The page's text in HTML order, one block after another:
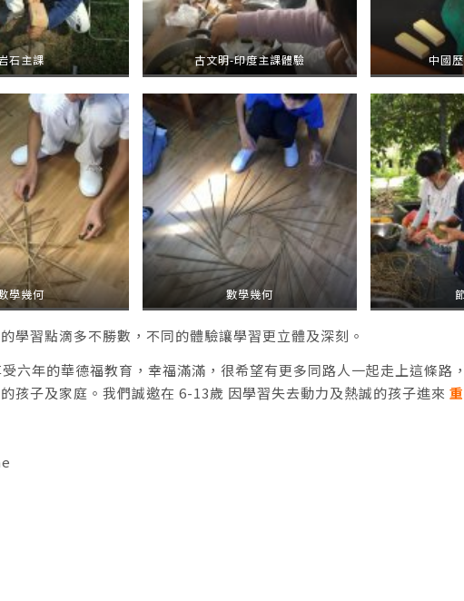
石主課 古文明-印度主課體驗 中國
學幾何 數學幾何
學習點滴多不勝數，不同的體驗讓學習更立體及深刻。
六年的華德福教育，幸福滿滿，很希望有更多同路人一起走上這條路
孩子及家庭。我們誠邀在 6-13歲 因學習失去動力及熱誠的孩子進來